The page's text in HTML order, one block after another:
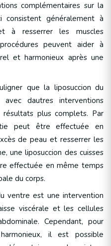
complémentaires sur la
consistent généralement à
à resserrer les muscles
peuvent aider à
et harmonieux après une
que la liposuccion du
dautres interventions
plus complets. Par
peut être effectuée en
de peau et resserrer les
une liposuccion des cuisses
effectuée en même temps
du corps.
ventre est une intervention
viscérale et les cellules
Cependant, pour
il est possible